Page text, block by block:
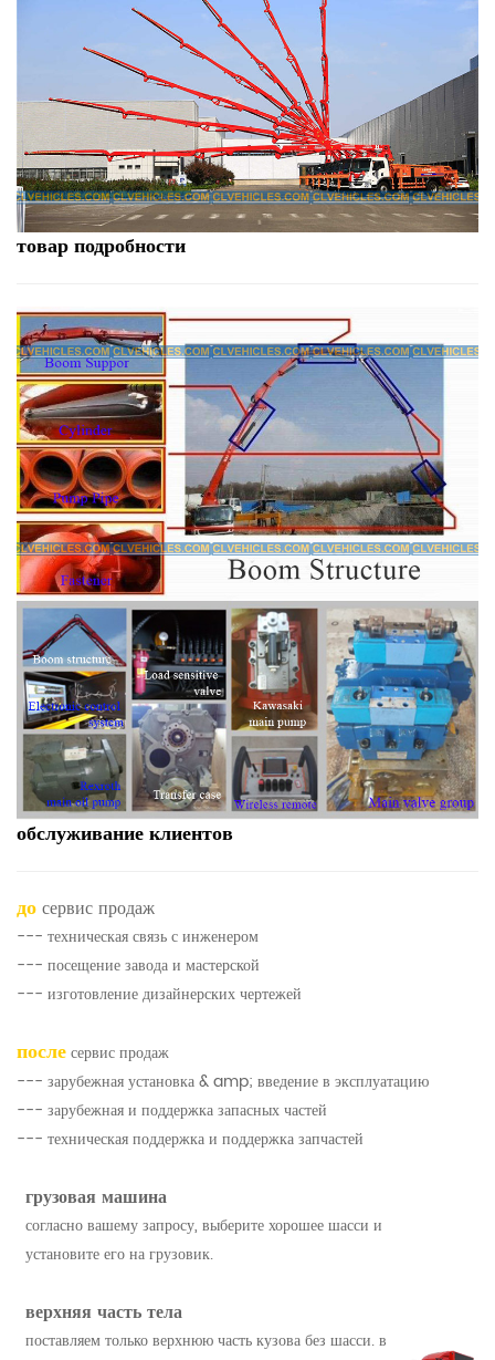
товарподробности
обслуживание клиентов
досервис продаж
--- техническая связь с инженером
--- посещение завода и мастерской
--- изготовление дизайнерских чертежей
послесервис продаж
--- зарубежная установка & amp; введение в эксплуатацию
--- зарубежная и поддержка запасных частей
--- техническая поддержка и поддержка запчастей
грузовая машина
согласно вашему запросу, выберите хорошее шасси и
установите его на грузовик.
верхняя часть тела
поставляем только верхнюю часть кузова без шасси. в